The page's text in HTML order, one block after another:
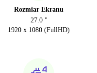
Rozmiar Ekranu
27.0 "
1920 x 1080 (FullHD)